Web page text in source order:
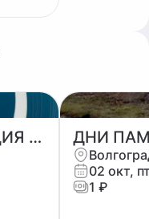
ВСЕРОССИЙСКАЯ АКЦИЯ «НОЧЬ ИСКУССТВ»
02 окт,
1 ₽